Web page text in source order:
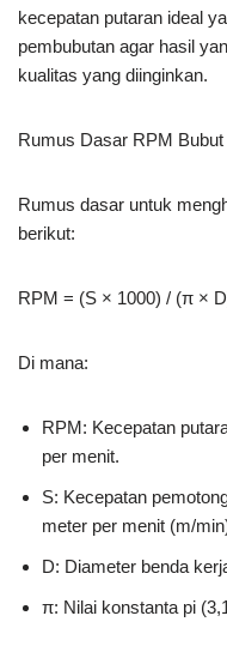
kecepatan putaran ideal
pembubutan agar hasil
kualitas yang diinginkan.
Rumus Dasar RPM Bubut
Rumus dasar untuk
berikut:
RPM = (S × 1000) / (π ×
Di mana:
RPM: Kecepatan
per menit.
S: Kecepatan
meter per menit (m/
D: Diameter benda
π: Nilai konstanta pi